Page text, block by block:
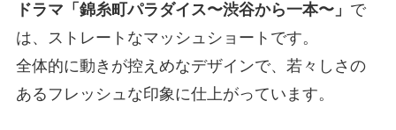
ドラマ「錦糸町パラダイス〜渋谷から一本〜」 で
は、ストレートなマッシュショートです。
全体的に動きが控えめなデザインで、若々しさの
あるフレッシュな印象に仕上がっています。